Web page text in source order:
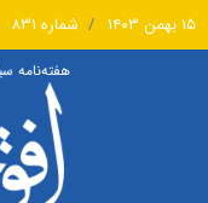
۱۵ بهمن ۱۴۰۳ شماره ۸۳۱
هفته‌نامه